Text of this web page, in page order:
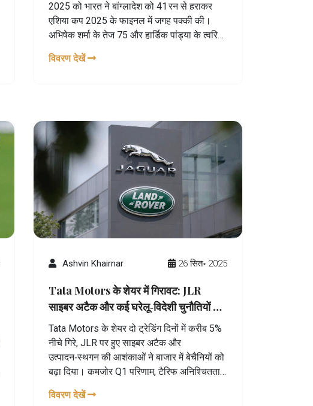
2025 को भारत ने बांग्लादेश को 41 रन से हराकर
एशिया कप 2025 के फाइनल में जगह पक्की की।
अभिषेक शर्मा के तेज 75 और हार्डिक पांड्या के त्वरित
हसन का 50‑विच के साथ बांग्लादेश 127 पर थमा।
विवरण देखें
Ashvin Khairnar 26 सित॰ 2025
Tata Motors के शेयर में गिरावट: JLR
साइबर अटैक और कई घरेलू‑विदेशी चुनौतियों का
असर
Tata Motors के शेयर दो ट्रेडिंग दिनों में करीब 5%
नीचे गिरे, JLR पर हुए साइबर अटैक और
उत्पादन‑स्थगन की आशंकाओं ने बाजार में बेचैनियों को
बढ़ा दिया। कमजोर Q1 परिणाम, टैरिफ अनिश्चितता
निचले स्तर पर पहुंचा दिया। विश्लेषकों ने एबिटीडी
विवरण देखें